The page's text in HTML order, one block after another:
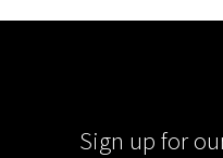
Sign up for